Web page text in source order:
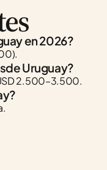
en 2026?
Uruguay?
2.500–3.500.